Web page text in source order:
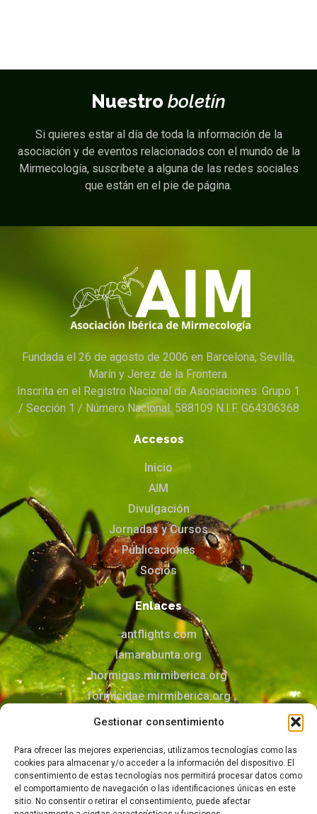
Gestionar consentimiento
Para ofrecer las mejores experiencias, utilizamos tecnologías como las
cookies para almacenar y/o acceder a la información del dispositivo. El
consentimiento de estas tecnologías nos permitirá procesar datos como
el comportamiento de navegación o las identificaciones únicas en este
sitio. No consentir o retirar el consentimiento, puede afectar
Nuestro boletín
Si quieres estar al día de toda la información de la
asociación y de eventos relacionados con el mundo de la
Mirmecología, suscríbete a alguna de las redes sociales
que están en el pie de página.
Fundada el 26 de agosto de 2006 en Barcelona, Sevilla,
Marín y Jerez de la Frontera.
Inscrita en el Registro Nacional de Asociaciones: Grupo 1
/ Sección 1 / Número Nacional: 588109 N.I.F. G64306368
Accesos
Inicio
AIM
Divulgación
Jornadas y Cursos
Publicaciones
Socios
Enlaces
antflights.com
lamarabunta.org
hormigas.mirmiberica.org
formicidae.mirmiberica.org
mirmecologia.jimdofree.com
Contacto
Puedes contactar con nosotros mediante el
formulario